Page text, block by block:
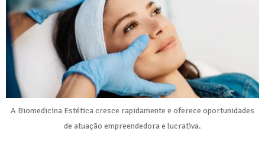
A Biomedicina Estética cresce rapidamente e oferece oportunidades
de atuação empreendedora e lucrativa.